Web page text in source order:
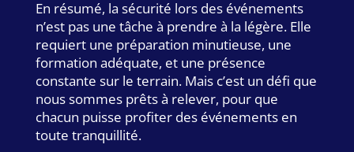
En résumé, la sécurité lors des événements
n’est pas une tâche à prendre à la légère. Elle
requiert une préparation minutieuse, une
formation adéquate, et une présence
constante sur le terrain. Mais c’est un défi que
nous sommes prêts à relever, pour que
chacun puisse profiter des événements en
toute tranquillité.